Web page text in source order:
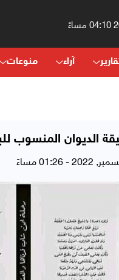
آراء منوعات
الديوان المنسوب